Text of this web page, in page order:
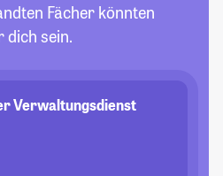
Fächer könnten
dich sein.
Verwaltungsdienst